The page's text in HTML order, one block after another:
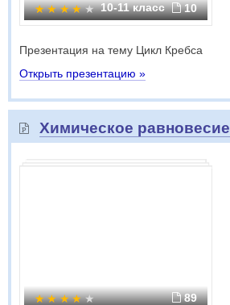
10-11 класс 10
Презентация на тему Цикл Кребса
Открыть презентацию »
Химическое равновесие
89